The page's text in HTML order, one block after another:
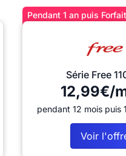
Pendant 1 an puis
Série Free
12,99€/
pendant 12 mois puis
Voir